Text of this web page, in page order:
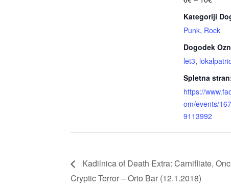
Kategoriji
Punk, Rock
Dogodek
let3,
Spletna
https://
om/events/
9113992
Kadilnica of Death Extra: Carnifliate,
Cryptic Terror – Orto Bar (12.1.2018)